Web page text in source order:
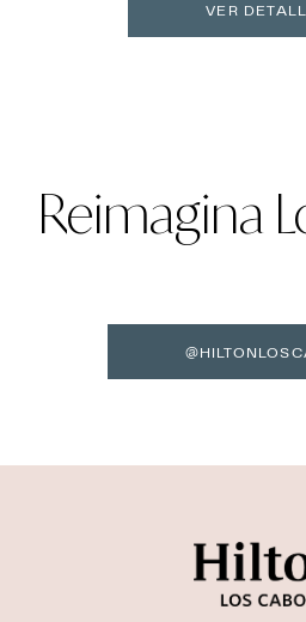
VER
Reimagina